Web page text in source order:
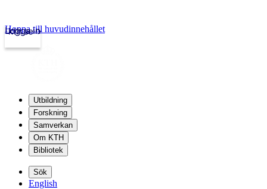
kth.se
Logga in
Hoppa till huvudinnehållet
Utbildning
Forskning
Samverkan
Om KTH
Bibliotek
Sök
English